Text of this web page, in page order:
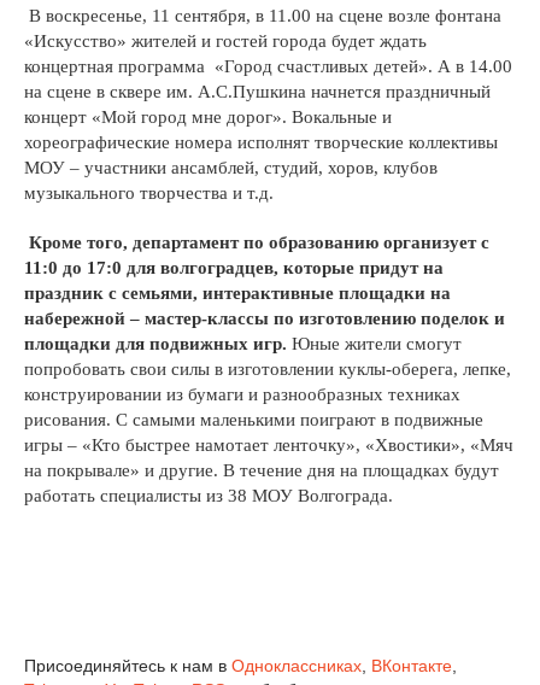
В воскресенье, 11 сентября, в 11.00 на сцене возле фонтана
«Искусство» жителей и гостей города будет ждать
концертная программа «Город счастливых детей». А в 14.00
на сцене в сквере им. А.С.Пушкина начнется праздничный
концерт «Мой город мне дорог». Вокальные и
хореографические номера исполнят творческие коллективы
МОУ – участники ансамблей, студий, хоров, клубов
музыкального творчества и т.д.
Кроме того, департамент по образованию организует с
11:0 до 17:0 для волгоградцев, которые придут на
праздник с семьями, интерактивные площадки на
набережной – мастер-классы по изготовлению поделок и
площадки для подвижных игр. Юные жители смогут
попробовать свои силы в изготовлении куклы-оберега, лепке,
конструировании из бумаги и разнообразных техниках
рисования. С самыми маленькими поиграют в подвижные
игры – «Кто быстрее намотает ленточку», «Хвостики», «Мяч
на покрывале» и другие. В течение дня на площадках будут
работать специалисты из 38 МОУ Волгограда.
Присоединяйтесь к нам в Одноклассниках ВКонтакте